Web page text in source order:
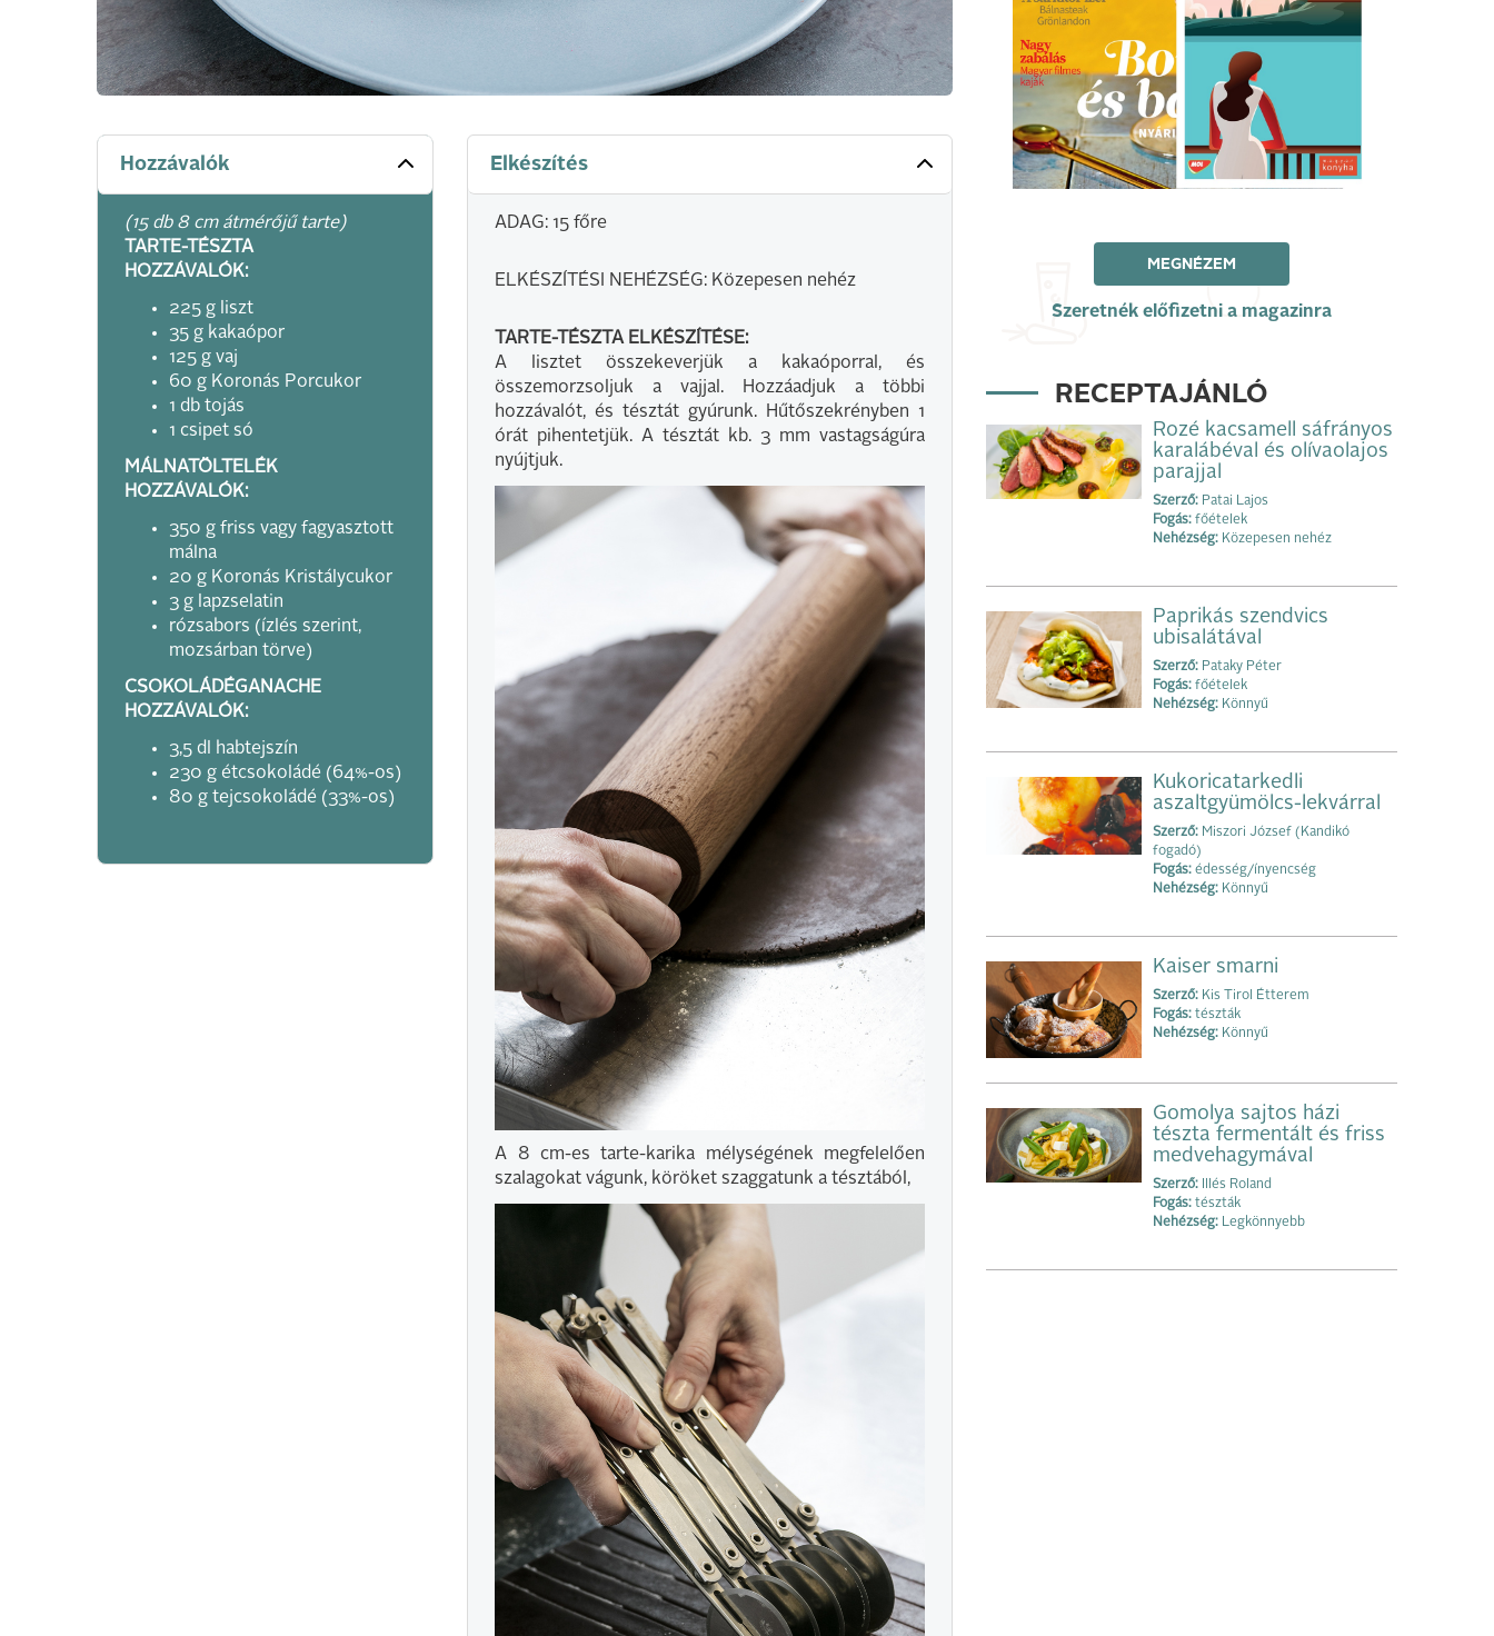
Hozzávalók
(15 db 8 cm átmérőjű tarte)
TARTE-TÉSZTA
HOZZÁVALÓK:
225 g liszt
35 g kakaópor
125 g vaj
60 g Koronás Porcukor
1 db tojás
1 csipet só
MÁLNATÖLTELÉK
HOZZÁVALÓK:
350 g friss vagy fagyasztott
málna
20 g Koronás Kristálycukor
3 g lapzselatin
rózsabors (ízlés szerint,
mozsárban törve)
CSOKOLÁDÉGANACHE
HOZZÁVALÓK:
3,5 dl habtejszín
230 g étcsokoládé (64%-os)
80 g tejcsokoládé (33%-os)
Elkészítés
ADAG: 15 főre
ELKÉSZÍTÉSI NEHÉZSÉG: Közepesen nehéz
TARTE-TÉSZTA ELKÉSZÍTÉSE:
A lisztet összekeverjük a kakaóporral, és
összemorzsoljuk a vajjal. Hozzáadjuk a többi
hozzávalót, és tésztát gyúrunk. Hűtőszekrényben 1
órát pihentetjük. A tésztát kb. 3 mm vastagságúra
nyújtjuk.
A 8 cm-es tarte-karika mélységének megfelelően
szalagokat vágunk, köröket szaggatunk a tésztából,
MEGNÉZEM
Szeretnék előfizetni a magazinra
RECEPTAJÁNLÓ
Rozé kacsamell sáfrányos
karalábéval és olívaolajos
parajjal
Szerző: Patai Lajos
Fogás: főételek
Nehézség: Közepesen nehéz
Paprikás szendvics
ubisalátával
Szerző: Pataky Péter
Fogás: főételek
Nehézség: Könnyű
Kukoricatarkedli
aszaltgyümölcs-lekvárral
Szerző: Miszori József (Kandikó
fogadó)
Fogás: édesség/ínyencség
Nehézség: Könnyű
Kaiser smarni
Szerző: Kis Tirol Étterem
Fogás: tészták
Nehézség: Könnyű
Gomolya sajtos házi
tészta fermentált és friss
medvehagymával
Szerző: Illés Roland
Fogás: tészták
Nehézség: Legkönnyebb